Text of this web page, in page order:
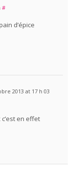
#
d’épice
2013 at 17 h 03
en effet